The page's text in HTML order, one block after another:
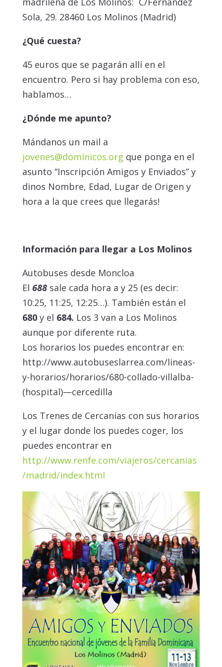
Sola, 29. 28460 Los Molinos (Madrid)
¿Qué cuesta?
45 euros que se pagarán allí en el
encuentro. Pero si hay problema con eso,
hablamos…
¿Dónde me apunto?
Mándanos un mail a
jovenes@dominicos.org que ponga en el
asunto “Inscripción Amigos y Enviados” y
dinos Nombre, Edad, Lugar de Origen y
hora a la que crees que llegarás!
Información para llegar a Los Molinos
Autobuses desde Moncloa
El 688sale cada hora a y 25 (es decir:
10:25, 11:25, 12:25…). También están el
680y el 684. Los 3 van a Los Molinos
aunque por diferente ruta.
Los horarios los puedes encontrar en:
http://www.autobuseslarrea.com/lineas-
y-horarios/horarios/680-collado-villalba-
(hospital)—cercedilla
Los Trenes de Cercanías con sus horarios
y el lugar donde los puedes coger, los
puedes encontrar en
http://www.renfe.com/viajeros/cercanias
/madrid/index.html